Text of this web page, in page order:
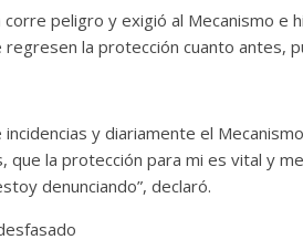
peligro y exigió al Mecanismo e
regresen la protección cuanto antes,
incidencias y diariamente el
que la protección para mi es vital y
denunciando”, declaró.